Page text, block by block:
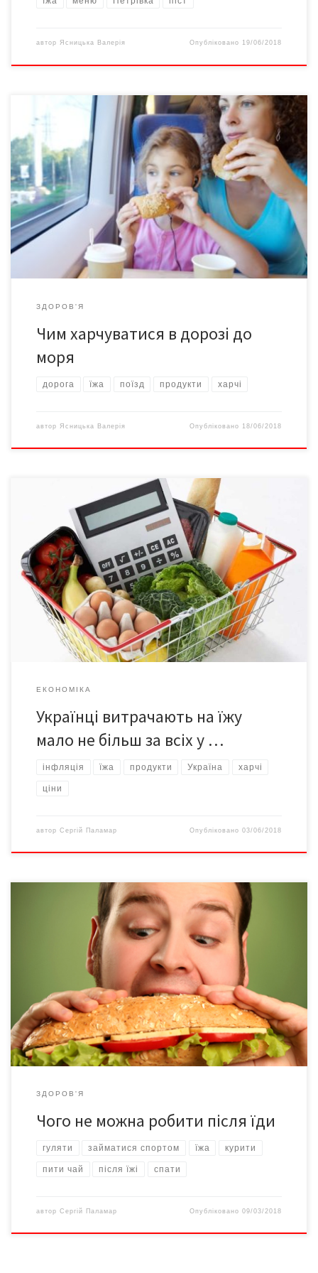
автор Ясницька Валерія Опубліковано 19/06/2018
Експерти радять брати з собою в дорогу не надто багато
продуктів, а більше налягати на воду. Однак існує невеликий
перелік харчів, які мають відносно довгий термін придатності і
не потребують зберігання в міні-холодильнику. Звісно, краще
коли у вас є спеціальна побутова техніка для охолодження
продуктів, але якщо ви перебуватимите у […]
ЗДОРОВ'Я
Чим харчуватися в дорозі до
моря
дорога їжа поїзд продукти харчі
автор Ясницька Валерія Опубліковано 18/06/2018
Про такі результати дослідження, проведеного у 92 країнах
світу Міністерством сільського господарства США, на своїй
сторінці у Facebook повідомив директор Української асоціації
постачальників торговельних мереж, депутат Київради
Олексій Дорошенко. Так, 2016-го українці витратили на їжу 38%
доходів, а 8,% заробленого – на алкоголь і сигарети. Якщо
скласти разом витрати на […]
ЕКОНОМІКА
Українці витрачають на їжу
мало не більш за всіх у …
інфляція їжа продукти Україна харчі
ціни
автор Сергій Паламар Опубліковано03/06/2018
Ми їмо маленькими порціями, обираємо корисні продукти й
«правильний» спосіб їх приготування, відмовляємося від
шкідливих снеків та газировки. Але важливо не лише те, що ми
їмо, але й як поводимося після їди. Виявляється, маємо не
просто шкідливі, але й небезпечні звички. То чого ж не можна
робити після їди? Їсти […]
ЗДОРОВ'Я
Чого не можна робити після їди
гуляти займатися спортом їжа курити
пити чай після їжі спати
автор Сергій Паламар Опубліковано09/03/2018